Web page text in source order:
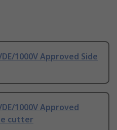
1000V Approved Side
1000V Approved
cutter